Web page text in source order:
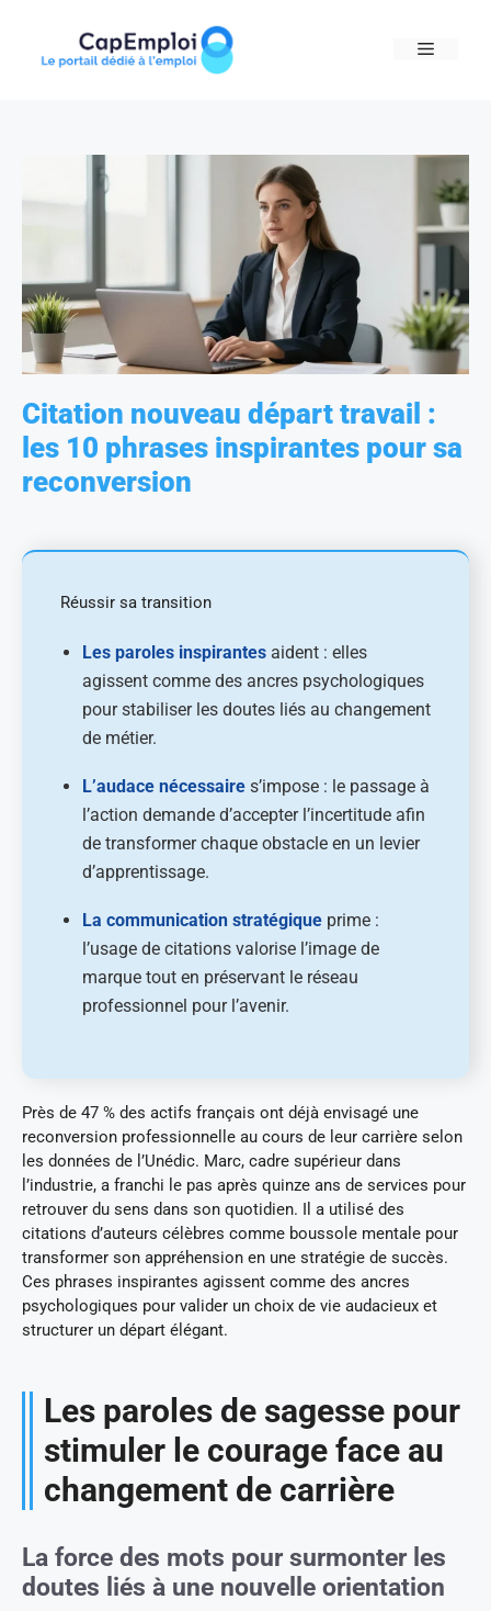
content
MENU
Citation nouveau départ travail :
les 10 phrases inspirantes pour sa
reconversion
Réussir sa transition
Les paroles inspirantes aident : elles
agissent comme des ancres psychologiques
pour stabiliser les doutes liés au changement
de métier.
L’audace nécessaire s’impose : le passage à
l’action demande d’accepter l’incertitude afin
de transformer chaque obstacle en un levier
d’apprentissage.
La communication stratégique prime :
l’usage de citations valorise l’image de
marque tout en préservant le réseau
professionnel pour l’avenir.
Près de 47 % des actifs français ont déjà envisagé une
reconversion professionnelle au cours de leur carrière selon
les données de l’Unédic. Marc, cadre supérieur dans
l’industrie, a franchi le pas après quinze ans de services pour
retrouver du sens dans son quotidien. Il a utilisé des
citations d’auteurs célèbres comme boussole mentale pour
transformer son appréhension en une stratégie de succès.
Ces phrases inspirantes agissent comme des ancres
psychologiques pour valider un choix de vie audacieux et
structurer un départ élégant.
Les paroles de sagesse pour
stimuler le courage face au
changement de carrière
La force des mots pour surmonter les
doutes liés à une nouvelle orientation